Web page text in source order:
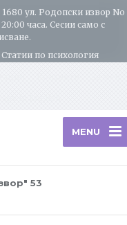
ул. Родопски извор No
часа. Сесии само с
Статии по психология
MENU
53